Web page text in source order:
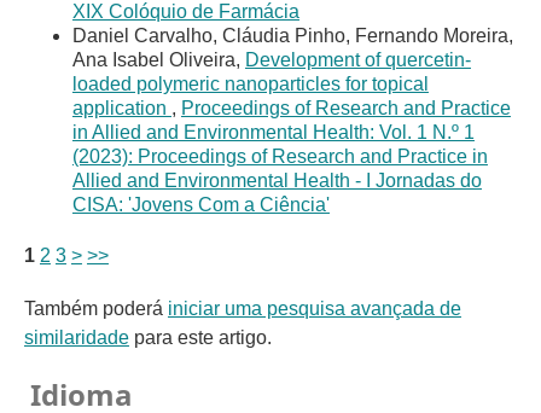
XIX Colóquio de Farmácia
Daniel Carvalho, Cláudia Pinho, Fernando Moreira,
Ana Isabel Oliveira, Development of quercetin-
loaded polymeric nanoparticles for topical
application , Proceedings of Research and Practice
in Allied and Environmental Health: Vol. 1 N.º 1
(2023): Proceedings of Research and Practice in
Allied and Environmental Health - I Jornadas do
CISA: 'Jovens Com a Ciência'
1 2 3 > >>
Também poderá iniciar uma pesquisa avançada de
similaridadepara este artigo.
Idioma